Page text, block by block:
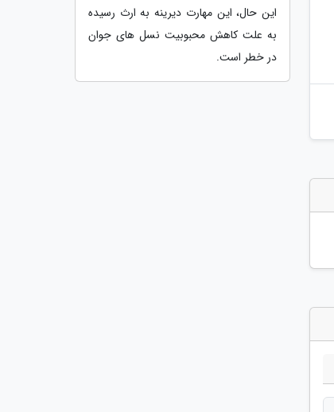
این حال، این مهارت دیرینه به ارث رسیده
به علت کاهش محبوبیت نسل های جوان
در خطر است.